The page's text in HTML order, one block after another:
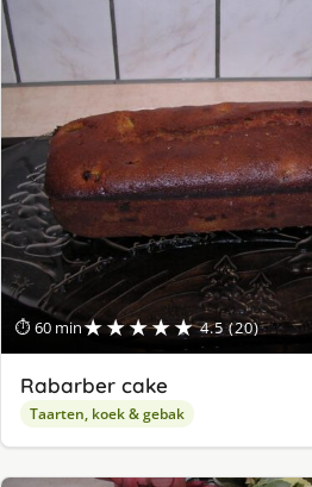
⏱ 60 min★★★★★ 4.5 (20)
Rabarber cake
Taarten, koek & gebak